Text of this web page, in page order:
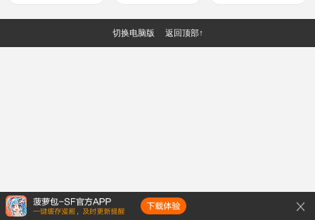
切换电脑版 返回顶部↑